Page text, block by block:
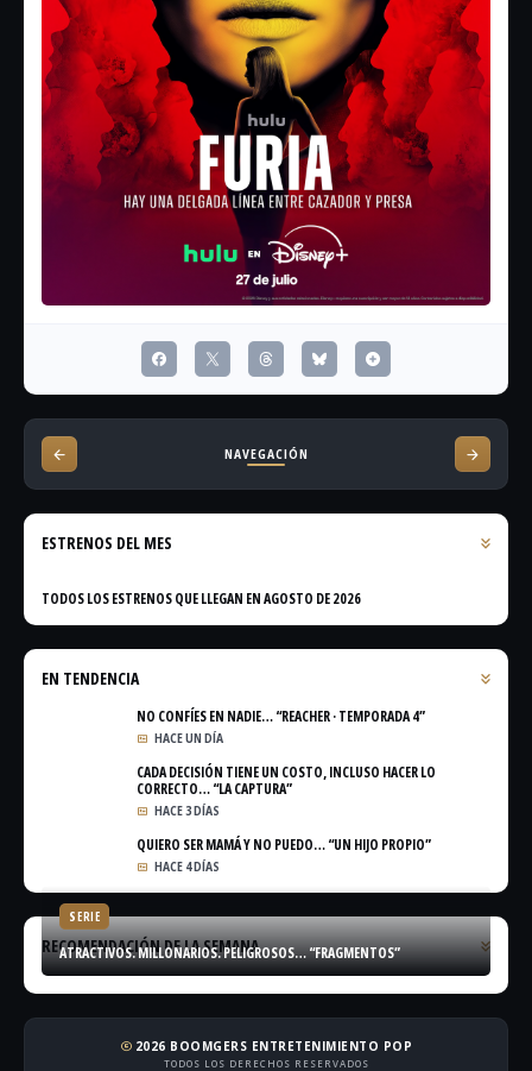
NAVEGACIÓN
ESTRENOS DEL MES
TODOS LOS ESTRENOS QUE LLEGAN EN AGOSTO DE 2026
EN TENDENCIA
NO CONFÍES EN NADIE… “REACHER · TEMPORADA 4”
HACE UN DÍA
CADA DECISIÓN TIENE UN COSTO, INCLUSO HACER LO
CORRECTO… “LA CAPTURA”
HACE 3 DÍAS
QUIERO SER MAMÁ Y NO PUEDO… “UN HIJO PROPIO”
HACE 4 DÍAS
RECOMENDACIÓN DE LA SEMANA
SERIE
ATRACTIVOS. MILLONARIOS. PELIGROSOS… “FRAGMENTOS”
copyright 2026 BOOMGERS ENTRETENIMIENTO POP
TODOS LOS DERECHOS RESERVADOS